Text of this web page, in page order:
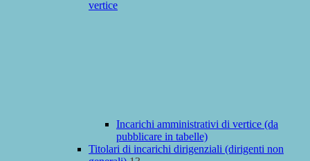
vertice
Incarichi amministrativi di vertice (da
pubblicare in tabelle)
Titolari di incarichi dirigenziali (dirigenti non